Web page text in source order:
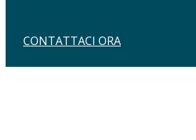
CONTATTACI ORA